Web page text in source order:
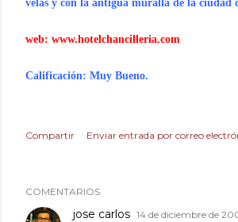
velas y con la antigua muralla de la ciudad
web: www.hotelchancilleria.com
Calificación: Muy Bueno.
Compartir Enviar entrada por correo
COMENTARIOS
jose carlos 14 de diciembre de